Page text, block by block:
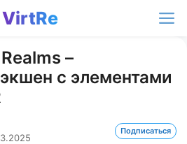
VirtRe
–
с элементами
Подписаться